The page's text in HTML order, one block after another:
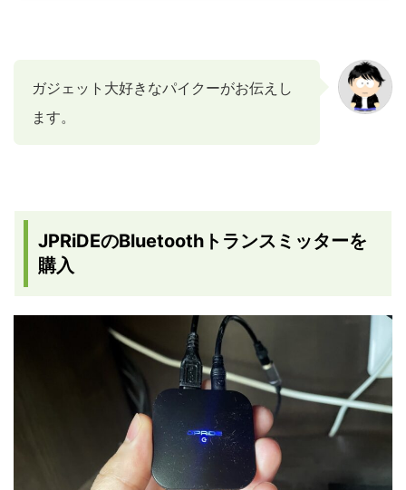
ガジェット大好きなパイクーがお伝えし
ます。
JPRiDEのBluetoothトランスミッターを
購入